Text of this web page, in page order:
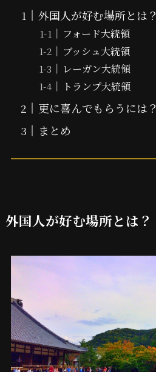
外国人が好む場所とは？
フォード大統領
ブッシュ大統領
レーガン大統領
トランプ大統領
更に喜んでもらうには？
まとめ
外国人が好む場所とは？